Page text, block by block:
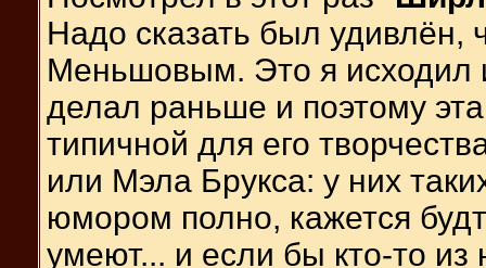
Надо сказать был
Меньшовым. Это я исходил
делал раньше и поэтому
типичной для его
или Мэла Брукса: у них
юмором полно, кажется
умеют... и если бы кто-то